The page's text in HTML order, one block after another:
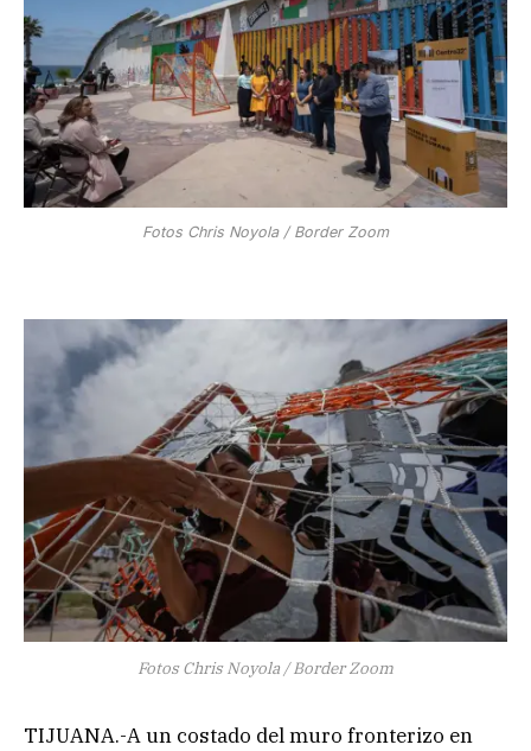
Fotos Chris Noyola / Border Zoom
Fotos Chris Noyola / Border Zoom
TIJUANA.-A un costado del muro fronterizo en